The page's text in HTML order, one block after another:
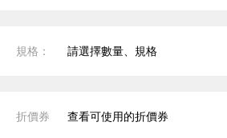
規格： 請選擇數量、規格
折價券 查看可使用的折價券